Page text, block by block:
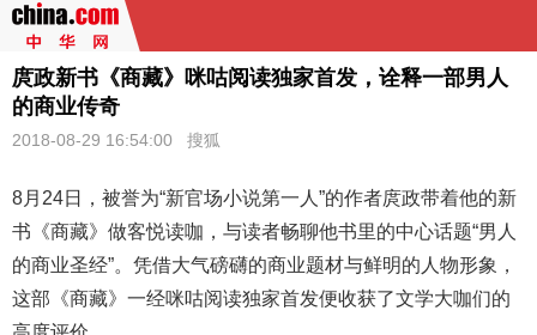
庹政新书《商藏》咪咕阅读独家首发，诠释一部男人
的商业传奇
2018-08-29 16:54:00 搜狐
8月24日，被誉为“新官场小说第一人”的作者庹政带着他的新
书《商藏》做客悦读咖，与读者畅聊他书里的中心话题“男人
的商业圣经”。凭借大气磅礴的商业题材与鲜明的人物形象，
这部《商藏》一经咪咕阅读独家首发便收获了文学大咖们的